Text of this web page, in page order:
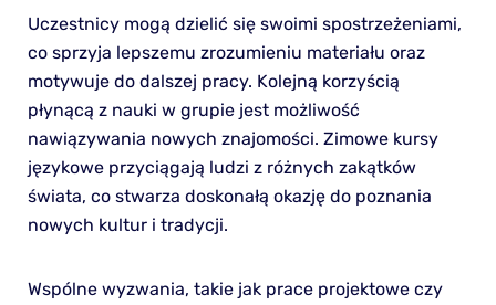
Uczestnicy mogą dzielić się swoimi spostrzeżeniami,
co sprzyja lepszemu zrozumieniu materiału oraz
motywuje do dalszej pracy. Kolejną korzyścią
płynącą z nauki w grupie jest możliwość
nawiązywania nowych znajomości. Zimowe kursy
językowe przyciągają ludzi z różnych zakątków
świata, co stwarza doskonałą okazję do poznania
nowych kultur i tradycji.
Wspólne wyzwania, takie jak prace projektowe czy